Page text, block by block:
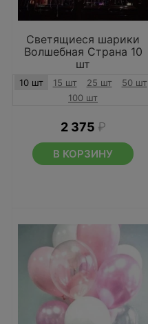
Светящиеся шарики
Волшебная Страна 10
шт
10 шт 15 шт 25 шт
50 шт
100 шт
2 375 ₽
В КОРЗИНУ